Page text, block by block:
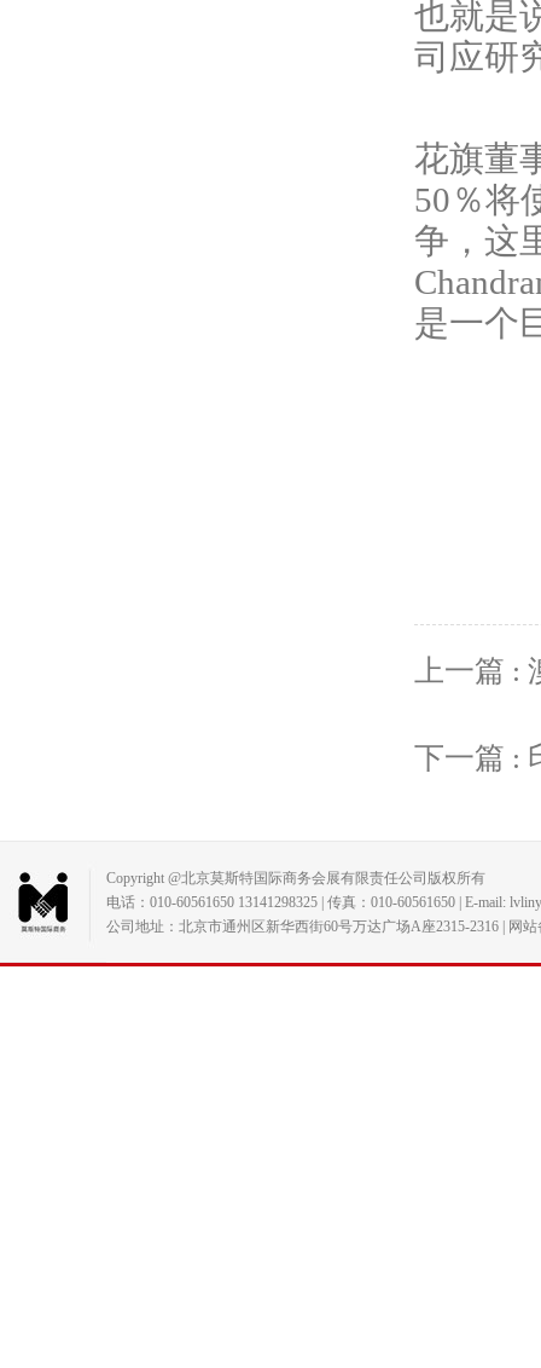
也就是
司应研
花旗董
50％将
争，这
是一个
上一篇
下一篇 :
Copyright @北京莫斯特国际商务会展有限责任公司版权所有
电话：010-60561650 13141298325 | 传真：010-60561650 | E-mail:
公司地址：北京市通州区新华西街60号万达广场A座2315-2316 | 网